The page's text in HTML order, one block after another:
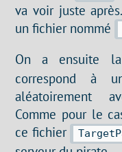
va voir juste
un fichier nommé
On a ensuite
correspond à
aléatoirement
Comme pour le
ce fichier